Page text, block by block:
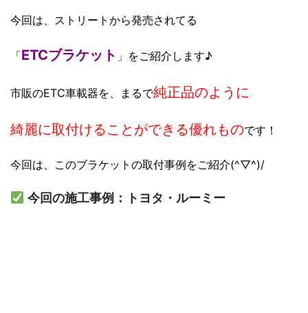
今回は、ストリートから発売されてる
「ETCブラケット 」をご紹介します♪
市販のETC車載器を、まるで純正品のように
綺麗に取付けることができる優れものです！
今回は、このブラケットの取付事例をご紹介(^▽^)/
今回の施工事例：トヨタ・ルーミー